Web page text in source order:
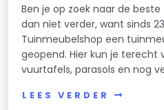
Ben je op zoek naar de
dan niet verder, want sinds
Tuinmeubelshop een
geopend. Hier kun je terecht
vuurtafels, parasols en nog
LEES VERDER